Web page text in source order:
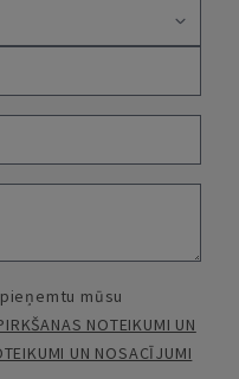
mūsu
NOTEIKUMI UN
UN NOSACĪJUMI